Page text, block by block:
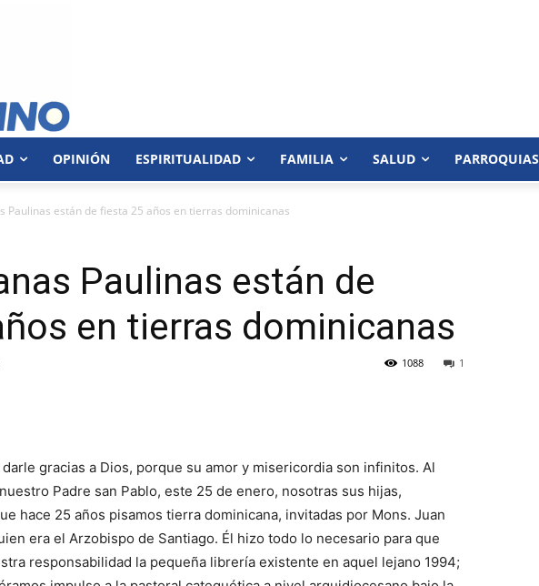
OPINIÓN ESPIRITUALIDAD FAMILIA SALUD PARROQUIAS
Paulinas están de fiesta 25 años en tierras dominicanas
Paulinas están de
en tierras dominicanas
1
1088
gracias a Dios, porque su amor y misericordia son infi­nitos. Al
Padre san Pablo, este 25 de enero, nosotras sus hijas,
hace 25 años pisamos tierra dominicana, invitadas por Mons. Juan
era el Arzobispo de Santiago. Él hizo todo lo necesario para que
responsabilidad la pequeña librería existente en aquel lejano 1994;